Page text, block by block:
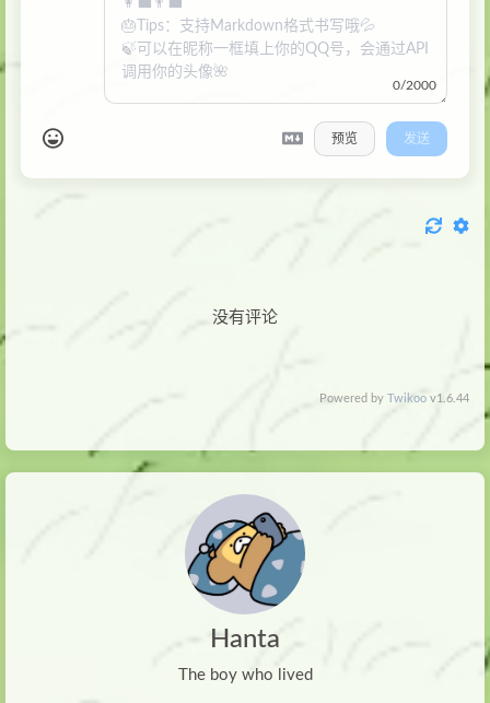
0/2000
预览 发送
没有评论
Powered by Twikoo v1.6.44
Hanta
The boy who lived